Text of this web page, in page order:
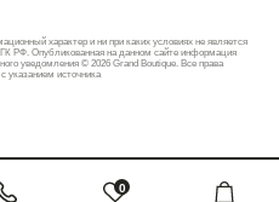
характер и ни при каких условиях не является
РФ. Опубликованная на данном сайте информация
уведомления © 2026 Grand Boutique. Все права
указанием источника
0